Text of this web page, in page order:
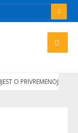
O PRIVREMENOJ